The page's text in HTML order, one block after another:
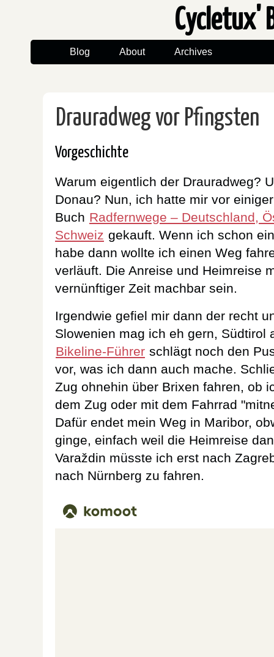
Cycletux'
Blog About Archives
Drauradweg vor Pfingsten
Vorgeschichte
Warum eigentlich der Drauradweg?
Donau? Nun, ich hatte mir vor
Buch Radfernwege – Deutschland,
Schweiz gekauft. Wenn ich schon
habe dann wollte ich einen Weg
verläuft. Die Anreise und Heimreise
vernünftiger Zeit machbar sein.
Irgendwie gefiel mir dann der recht
Slowenien mag ich eh gern, Südtirol
Bikeline-Führer schlägt noch den
vor, was ich dann auch mache.
Zug ohnehin über Brixen fahren, ob
dem Zug oder mit dem Fahrrad
Dafür endet mein Weg in Maribor,
ginge, einfach weil die Heimreise
Varaždin müsste ich erst nach
nach Nürnberg zu fahren.